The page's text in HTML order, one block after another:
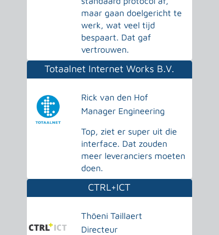
maar gaan doelgericht te
werk, wat veel tijd
bespaart. Dat gaf
vertrouwen.
Totaalnet Internet Works B.V.
Rick van den Hof
Manager Engineering
Top, ziet er super uit die
interface. Dat zouden
meer leveranciers moeten
doen.
CTRL+ICT
Thöeni Taillaert
Directeur